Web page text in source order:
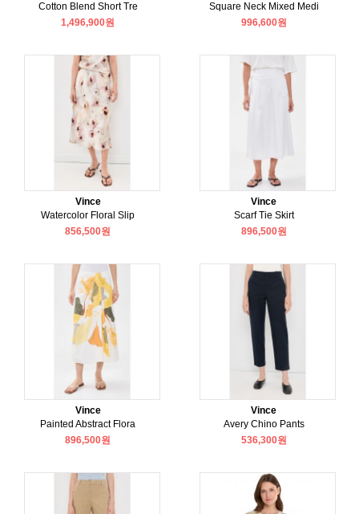
Cotton Blend Short Tre
1,496,900원
Square Neck Mixed Medi
996,600원
Vince
Watercolor Floral Slip
856,500원
Vince
Scarf Tie Skirt
896,500원
Vince
Painted Abstract Flora
896,500원
Vince
Avery Chino Pants
536,300원